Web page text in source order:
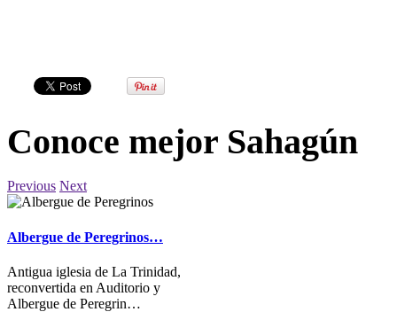
Conoce mejor Sahagún
Previous Next
Albergue de Peregrinos…
Antigua iglesia de La Trinidad,
reconvertida en Auditorio y
Albergue de Peregrin…